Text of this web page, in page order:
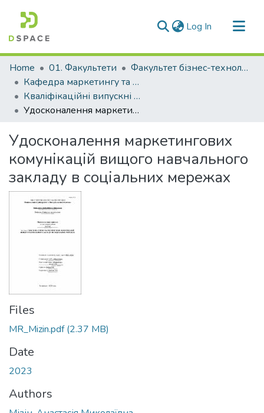
Log In (current)
Communities & Collections
All of DSpace
Statistics
Home 01. Факультети
Факультет бізнес-технологій та економіки
Кафедра маркетингу та логістики (Кафедра М та Л)
Кваліфікаційні випускні роботи здобувачів вищої освіти кафедри М та Л
Удосконалення маркетингових комунікацій вищого навчального закладу в соціальних мережах
Удосконалення маркетингових
комунікацій вищого навчального
закладу в соціальних мережах
Files
MR_Mizin.pdf(2.37 MB)
Date
2023
Authors